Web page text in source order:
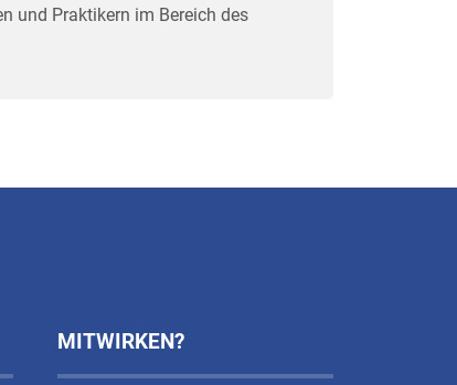
und Praktikern im Bereich des
MITWIRKEN?